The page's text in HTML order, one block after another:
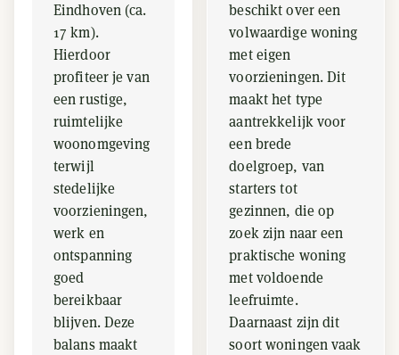
Eindhoven (ca.
17 km).
Hierdoor
profiteer je van
een rustige,
ruimtelijke
woonomgeving
terwijl
stedelijke
voorzieningen,
werk en
ontspanning
goed
bereikbaar
blijven. Deze
balans maakt
beschikt over een
volwaardige woning
met eigen
voorzieningen. Dit
maakt het type
aantrekkelijk voor
een brede
doelgroep, van
starters tot
gezinnen, die op
zoek zijn naar een
praktische woning
met voldoende
leefruimte.
Daarnaast zijn dit
soort woningen vaak